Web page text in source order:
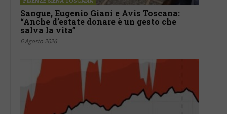
Sangue, Eugenio Giani e Avis Toscana:
“Anche d’estate donare è un gesto che
salva la vita”
6 Agosto 2026